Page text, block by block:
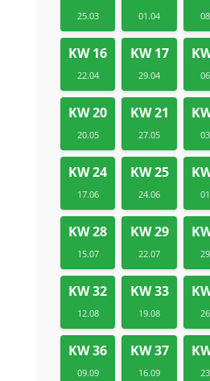
25.03 01.04
KW 16
22.04
KW 17
29.04
KW 20
20.05
KW 21
27.05
KW 24
17.06
KW 25
24.06
KW 28
15.07
KW 29
22.07
KW 32
12.08
KW 33
19.08
KW 36
09.09
KW 37
16.09